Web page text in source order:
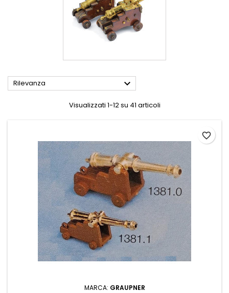
Rilevanza 
Visualizzati 1-12 su 41 articoli
MARCA: GRAUPNER
favorite_border